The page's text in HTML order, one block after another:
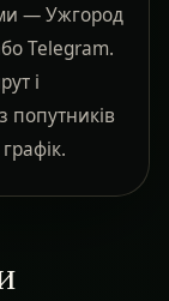
— Ужгород
Telegram.
і
попутників